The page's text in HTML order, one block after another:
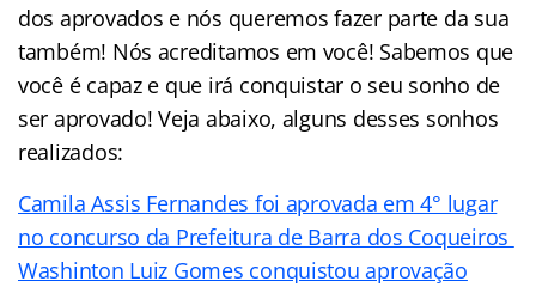
dos aprovados e nós queremos fazer parte da sua
também! Nós acreditamos em você! Sabemos que
você é capaz e que irá conquistar o seu sonho de
ser aprovado! Veja abaixo, alguns desses sonhos
realizados:
Camila Assis Fernandes foi aprovada em 4° lugar
no concurso da Prefeitura de Barra dos Coqueiros
Washinton Luiz Gomes conquistou aprovação